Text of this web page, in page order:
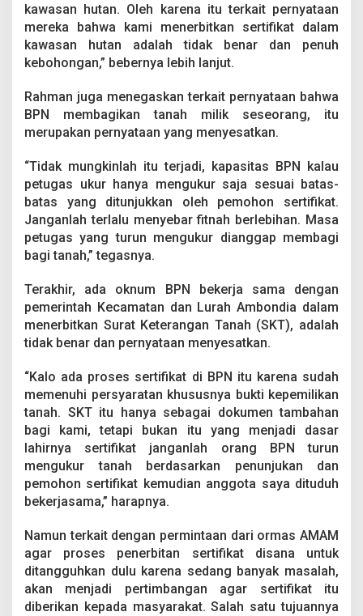
kawasan hutan. Oleh karena itu terkait pernyataan
mereka bahwa kami menerbitkan sertifikat dalam
kawasan hutan adalah tidak benar dan penuh
kebohongan,” bebernya lebih lanjut.
Rahman juga menegaskan terkait pernyataan bahwa
BPN membagikan tanah milik seseorang, itu
merupakan pernyataan yang menyesatkan.
“Tidak mungkinlah itu terjadi, kapasitas BPN kalau
petugas ukur hanya mengukur saja sesuai batas-
batas yang ditunjukkan oleh pemohon sertifikat.
Janganlah terlalu menyebar fitnah berlebihan. Masa
petugas yang turun mengukur dianggap membagi
bagi tanah,” tegasnya.
Terakhir, ada oknum BPN bekerja sama dengan
pemerintah Kecamatan dan Lurah Ambondia dalam
menerbitkan Surat Keterangan Tanah (SKT), adalah
tidak benar dan pernyataan menyesatkan.
“Kalo ada proses sertifikat di BPN itu karena sudah
memenuhi persyaratan khususnya bukti kepemilikan
tanah. SKT itu hanya sebagai dokumen tambahan
bagi kami, tetapi bukan itu yang menjadi dasar
lahirnya sertifikat janganlah orang BPN turun
mengukur tanah berdasarkan penunjukan dan
pemohon sertifikat kemudian anggota saya dituduh
bekerjasama,” harapnya.
Namun terkait dengan permintaan dari ormas AMAM
agar proses penerbitan sertifikat disana untuk
ditangguhkan dulu karena sedang banyak masalah,
akan menjadi pertimbangan agar sertifikat itu
diberikan kepada masyarakat. Salah satu tujuannya